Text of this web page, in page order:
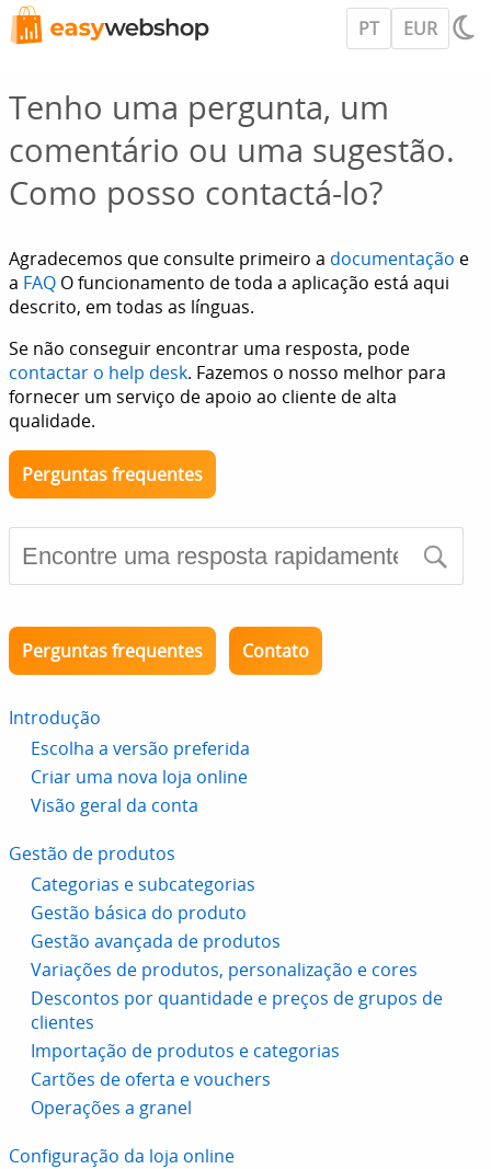
PT EUR
Tenho uma pergunta, um
comentário ou uma sugestão.
Como posso contactá-lo?
Agradecemos que consulte primeiro a documentação e
a FAQ O funcionamento de toda a aplicação está aqui
descrito, em todas as línguas.
Se não conseguir encontrar uma resposta, pode
contactar o help desk. Fazemos o nosso melhor para
fornecer um serviço de apoio ao cliente de alta
qualidade.
Perguntas frequentes
Perguntas frequentes Contato
Introdução
Escolha a versão preferida
Criar uma nova loja online
Visão geral da conta
Gestão de produtos
Categorias e subcategorias
Gestão básica do produto
Gestão avançada de produtos
Variações de produtos, personalização e cores
Descontos por quantidade e preços de grupos de
clientes
Importação de produtos e categorias
Cartões de oferta e vouchers
Operações a granel
Configuração da loja online